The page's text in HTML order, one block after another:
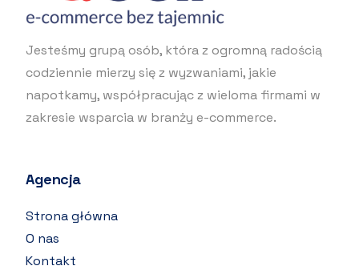
Jesteśmy grupą osób, która z ogromną radością
codziennie mierzy się z wyzwaniami, jakie
napotkamy, współpracując z wieloma firmami w
zakresie wsparcia w branży e-commerce.
Agencja
Strona główna
O nas
Kontakt